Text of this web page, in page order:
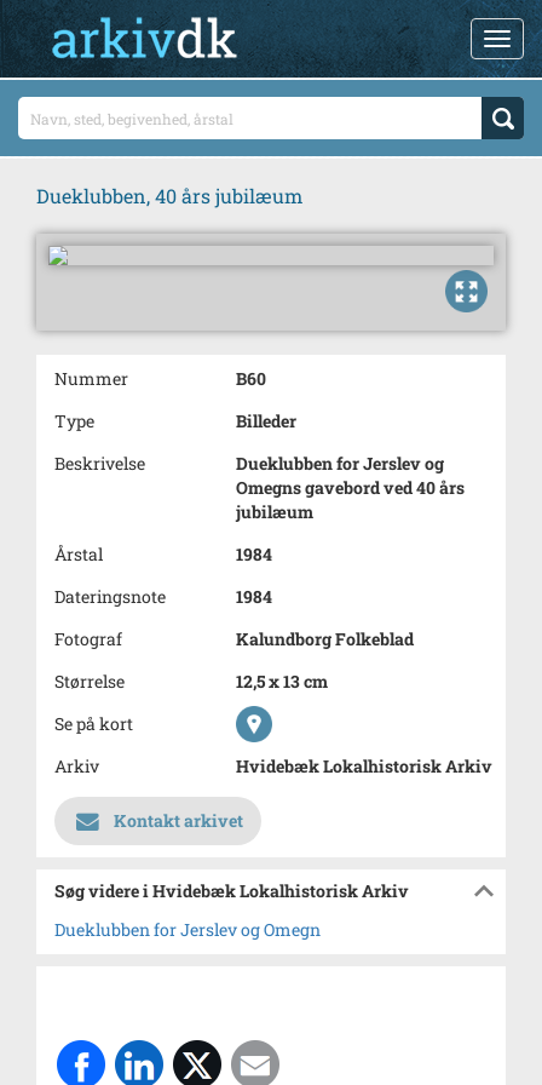
Dueklubben, 40 års jubilæum
Nummer
B60
Type
Billeder
Beskrivelse
Dueklubben for Jerslev og
Omegns gavebord ved 40 års
jubilæum
Årstal
1984
Dateringsnote
1984
Fotograf
Kalundborg Folkeblad
Størrelse
12,5 x 13 cm
Se på kort
Arkiv
Hvidebæk Lokalhistorisk Arkiv
Kontakt arkivet
Søg videre i Hvidebæk Lokalhistorisk Arkiv
Dueklubben for Jerslev og Omegn